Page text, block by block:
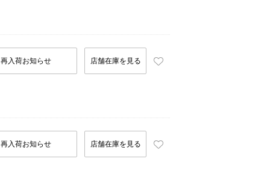
再入荷お知らせ 店舗在庫を見る
再入荷お知らせ 店舗在庫を見る